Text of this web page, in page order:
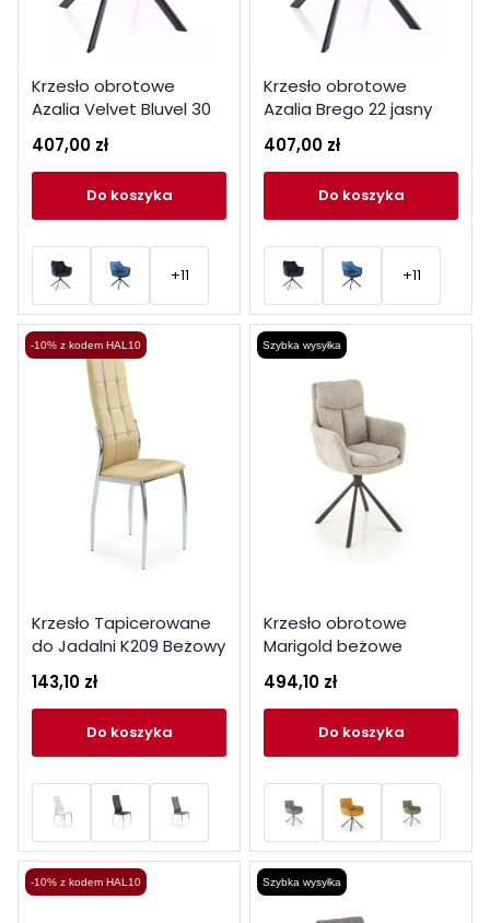
Krzesło obrotowe
Azalia Velvet Bluvel 30
407,00 zł
do koszyka
+11
Krzesło obrotowe
Azalia Brego 22 jasny
407,00 zł
do koszyka
+11
-10% z kodem HAL10
Krzesło Tapicerowane
do Jadalni K209 Beżowy
143,10 zł
do koszyka
Szybka wysyłka
Krzesło obrotowe
Marigold beżowe
494,10 zł
do koszyka
-10% z kodem HAL10 Szybka wysyłka